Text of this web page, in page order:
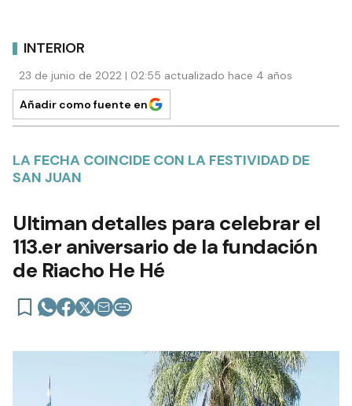
INTERIOR
23 de junio de 2022 | 02:55 actualizado hace 4 años
Añadir como fuente en
LA FECHA COINCIDE CON LA FESTIVIDAD DE
SAN JUAN
Ultiman detalles para celebrar el
113.er aniversario de la fundación
de Riacho He Hé